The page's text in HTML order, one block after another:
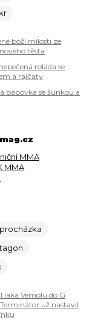
boží milosti ze
těsta
roláda se
a rajčaty
bábovka se šunkou a
MMA
MMA
láká Vémolu do G
už nastavil